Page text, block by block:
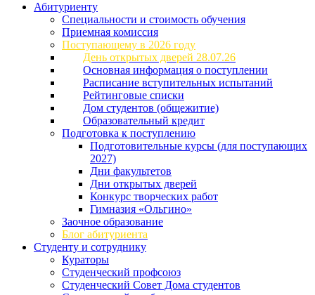
Абитуриенту
Специальности и стоимость обучения
Приемная комиссия
Поступающему в 2026 году
День открытых дверей 28.07.26
Основная информация о поступлении
Расписание вступительных испытаний
Рейтинговые списки
Дом студентов (общежитие)
Образовательный кредит
Подготовка к поступлению
Подготовительные курсы (для поступающих
2027)
Дни факультетов
Дни открытых дверей
Конкурс творческих работ
Гимназия «Ольгино»
Заочное образование
Блог абитуриента
Студенту и сотруднику
Кураторы
Студенческий профсоюз
Студенческий Совет Дома студентов